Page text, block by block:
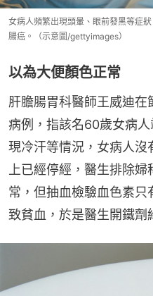
女病人頻繁出現頭暈、眼前發黑等症
腸癌。（示意圖/gettyimages）
以為大便顏色正常
肝膽腸胃科醫師王威迪在
病例，指該名60歲女病
現冷汗等情況，女病人沒
上已經停經，醫生排除
常，但抽血檢驗血色素
致貧血，於是醫生開鐵劑